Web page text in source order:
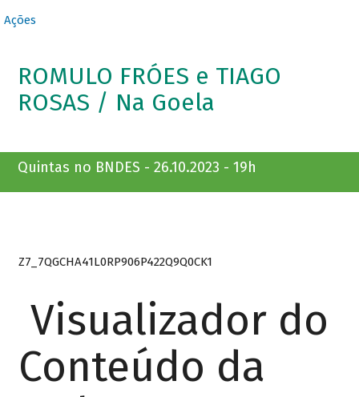
Ações
ROMULO FRÓES e TIAGO
ROSAS / Na Goela
Quintas no BNDES - 26.10.2023 - 19h
Z7_7QGCHA41L0RP906P422Q9Q0CK1
Visualizador do
Conteúdo da